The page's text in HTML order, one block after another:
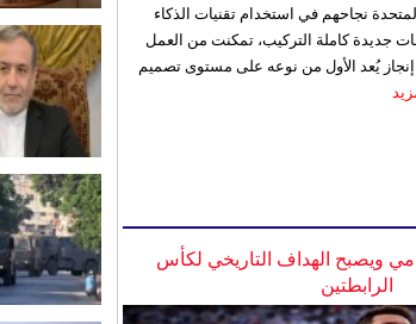
نجاحهم في استخدام تقنيات الذكاء
جديدة كاملة التركيب، تمكنت من العمل
إنجاز يُعد الأول من نوعه على مستوى تصميم
ويصبح الهداف التاريخي لكأس
الرابطتين